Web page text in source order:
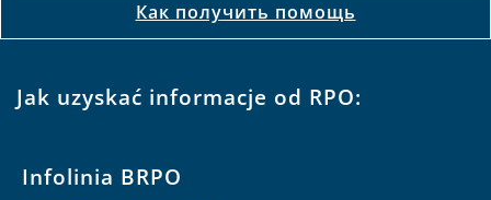
Как получить помощь
Jak uzyskać informacje od RPO:
Infolinia BRPO